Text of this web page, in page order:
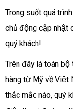
Trong suốt quá
chủ động cập nhật
quý khách!
Trên đây là toàn bộ
hàng từ Mỹ về Việt
thắc mắc nào, quý